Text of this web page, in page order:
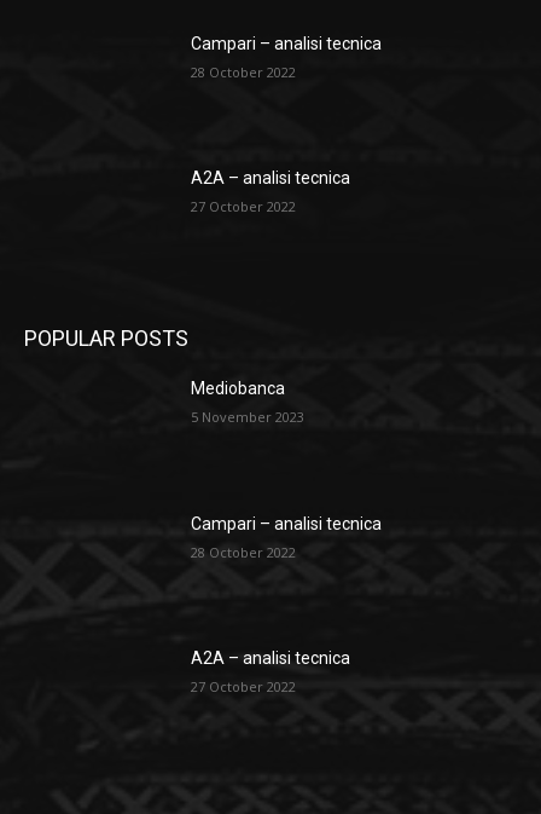
Campari – analisi tecnica
28 October 2022
A2A – analisi tecnica
27 October 2022
POPULAR POSTS
Mediobanca
5 November 2023
Campari – analisi tecnica
28 October 2022
A2A – analisi tecnica
27 October 2022